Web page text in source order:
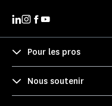
Pour les pros
Nous soutenir